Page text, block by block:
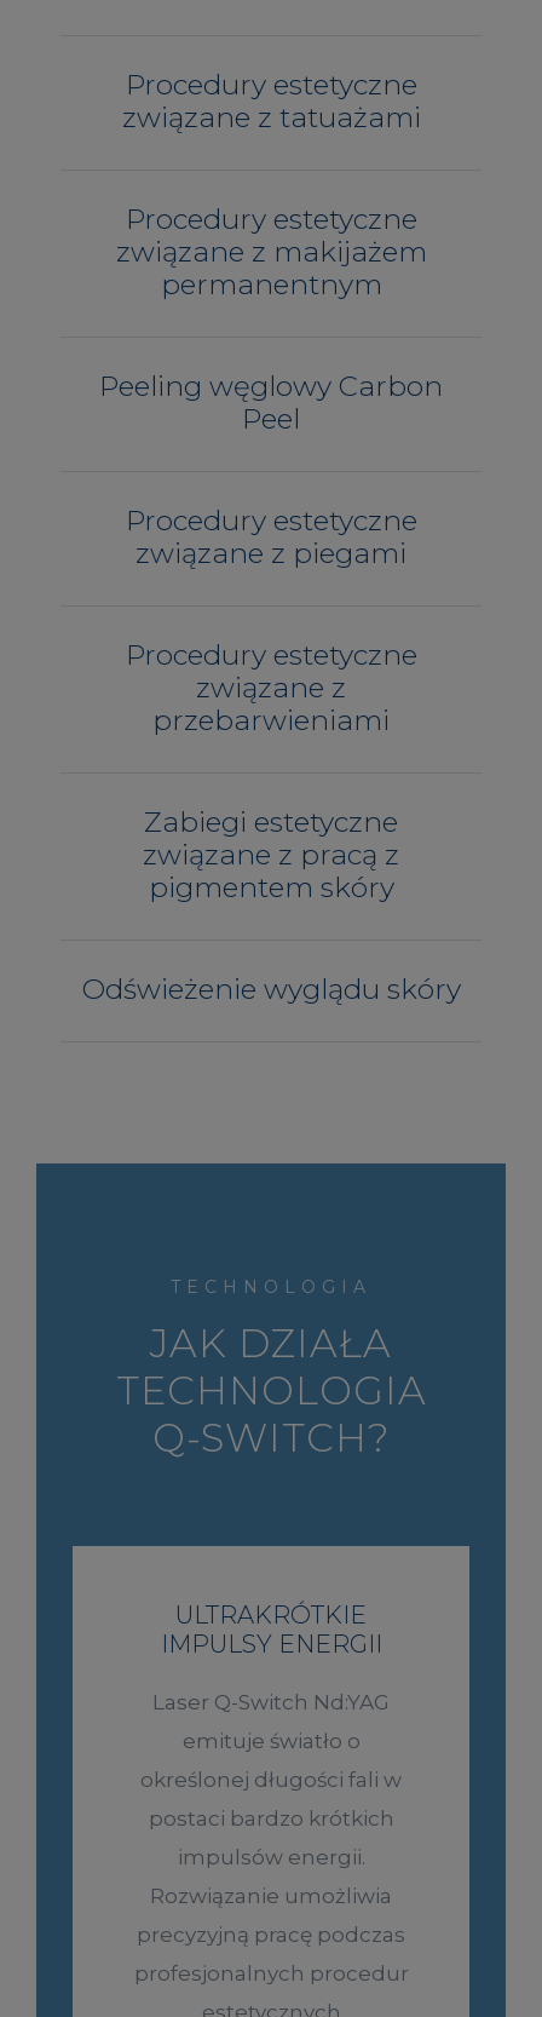
Procedury estetyczne
związane z tatuażami
Procedury estetyczne
związane z makijażem
permanentnym
Peeling węglowy Carbon
Peel
Procedury estetyczne
związane z piegami
Procedury estetyczne
związane z
przebarwieniami
Zabiegi estetyczne
związane z pracą z
pigmentem skóry
Odświeżenie wyglądu skóry
TECHNOLOGIA
JAK DZIAŁA
TECHNOLOGIA
Q-SWITCH?
ULTRAKRÓTKIE
IMPULSY ENERGII
Laser Q-Switch Nd:YAG
emituje światło o
określonej długości fali w
postaci bardzo krótkich
impulsów energii.
Rozwiązanie umożliwia
precyzyjną pracę podczas
profesjonalnych procedur
estetycznych